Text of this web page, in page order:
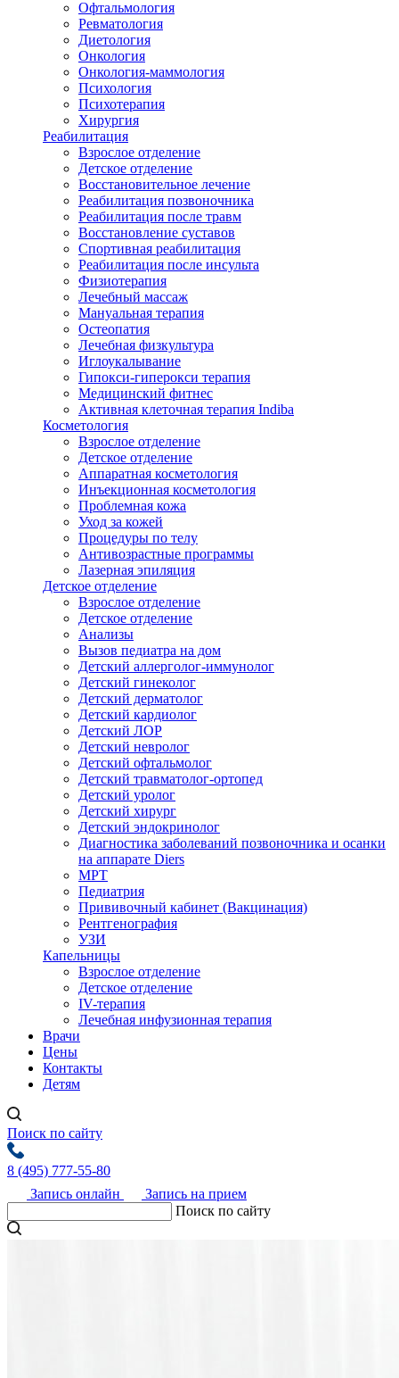
Офтальмология
Ревматология
Диетология
Онкология
Онкология-маммология
Психология
Психотерапия
Хирургия
Реабилитация
Взрослое отделение
Детское отделение
Восстановительное лечение
Реабилитация позвоночника
Реабилитация после травм
Восстановление суставов
Спортивная реабилитация
Реабилитация после инсульта
Физиотерапия
Лечебный массаж
Мануальная терапия
Остеопатия
Лечебная физкультура
Иглоукалывание
Гипокси-гиперокси терапия
Медицинский фитнес
Активная клеточная терапия Indiba
Косметология
Взрослое отделение
Детское отделение
Аппаратная косметология
Инъекционная косметология
Проблемная кожа
Уход за кожей
Процедуры по телу
Антивозрастные программы
Лазерная эпиляция
Детское отделение
Взрослое отделение
Детское отделение
Анализы
Вызов педиатра на дом
Детский аллерголог-иммунолог
Детский гинеколог
Детский дерматолог
Детский кардиолог
Детский ЛОР
Детский невролог
Детский офтальмолог
Детский травматолог-ортопед
Детский уролог
Детский хирург
Детский эндокринолог
Диагностика заболеваний позвоночника и осанки
на аппарате Diers
МРТ
Педиатрия
Прививочный кабинет (Вакцинация)
Рентгенография
УЗИ
Капельницы
Взрослое отделение
Детское отделение
IV-терапия
Лечебная инфузионная терапия
Врачи
Цены
Контакты
Детям
Поиск по сайту
8 (495) 777-55-80
Запись онлайн
Запись на прием
Поиск по сайту